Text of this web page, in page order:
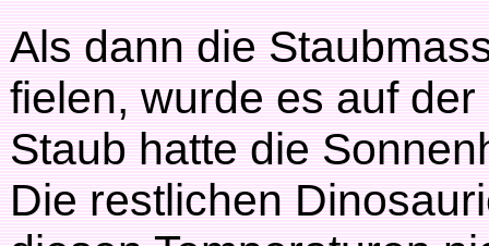
Als dann die
fielen, wurde es auf
Staub hatte die
Die restlichen